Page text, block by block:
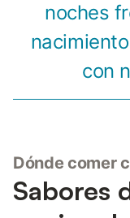
noches
con
Dónde comer
Sabores